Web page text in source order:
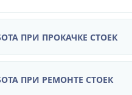
ПРИ ПРОКАЧКЕ СТОЕК
ПРИ РЕМОНТЕ СТОЕК